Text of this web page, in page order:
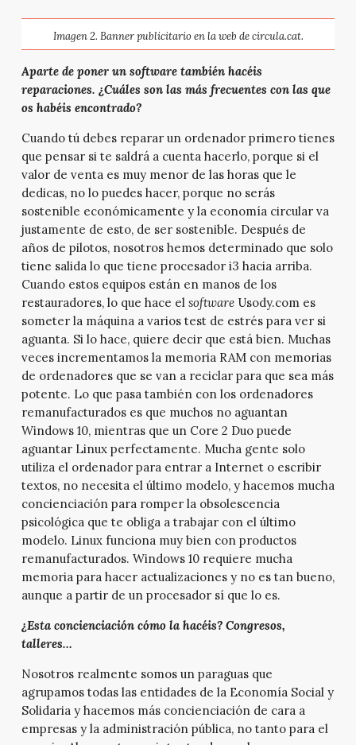
Imagen 2. Banner publicitario en la web de circula.cat.
Aparte de poner un software también hacéis
reparaciones. ¿Cuáles son las más frecuentes con las que
os habéis encontrado?
Cuando tú debes reparar un ordenador primero tienes
que pensar si te saldrá a cuenta hacerlo, porque si el
valor de venta es muy menor de las horas que le
dedicas, no lo puedes hacer, porque no serás
sostenible económicamente y la economía circular va
justamente de esto, de ser sostenible. Después de
años de pilotos, nosotros hemos determinado que solo
tiene salida lo que tiene procesador i3 hacia arriba.
Cuando estos equipos están en manos de los
restauradores, lo que hace el softwareUsody.com es
someter la máquina a varios test de estrés para ver si
aguanta. Si lo hace, quiere decir que está bien. Muchas
veces incrementamos la memoria RAM con memorias
de ordenadores que se van a reciclar para que sea más
potente. Lo que pasa también con los ordenadores
remanufacturados es que muchos no aguantan
Windows 10, mientras que un Core 2 Duo puede
aguantar Linux perfectamente. Mucha gente solo
utiliza el ordenador para entrar a Internet o escribir
textos, no necesita el último modelo, y hacemos mucha
concienciación para romper la obsolescencia
psicológica que te obliga a trabajar con el último
modelo. Linux funciona muy bien con productos
remanufacturados. Windows 10 requiere mucha
memoria para hacer actualizaciones y no es tan bueno,
aunque a partir de un procesador sí que lo es.
¿Esta concienciación cómo la hacéis? Congresos,
talleres…
Nosotros realmente somos un paraguas que
agrupamos todas las entidades de la Economía Social y
Solidaria y hacemos más concienciación de cara a
empresas y la administración pública, no tanto para el